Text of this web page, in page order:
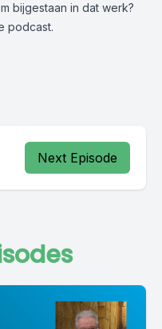
bijgestaan in dat werk?
podcast.
Next Episode